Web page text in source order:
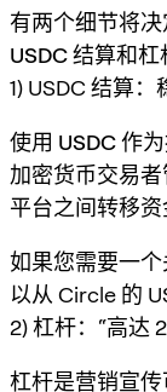
有两个细节将决
USDC 结算和杠
1) USDC 结算
使用 USDC作
加密货币交易
平台之间转移资
如果您需要一
以从 Circle 的
2) 杠杆：“高达
杠杆是营销宣